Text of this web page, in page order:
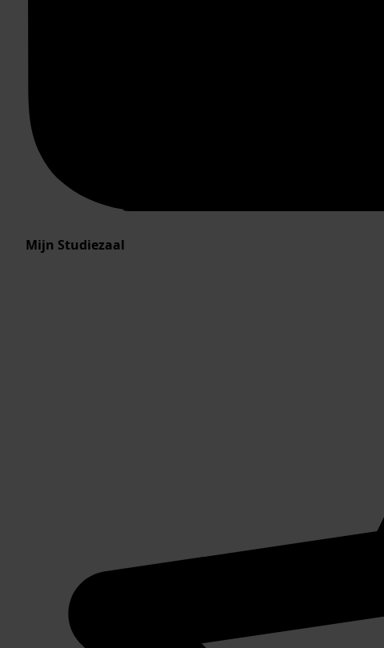
Mijn Studiezaal